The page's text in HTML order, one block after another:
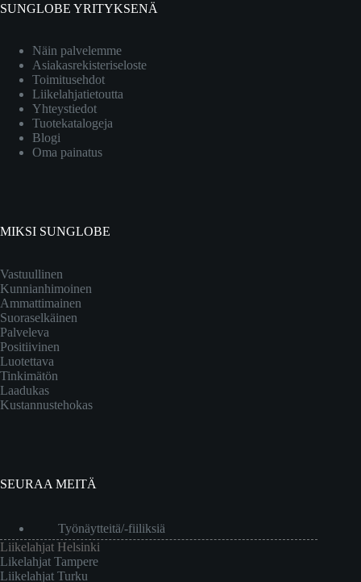
SUNGLOBE YRITYKSENÄ
Näin palvelemme
Asiakasrekisteriseloste
Toimitusehdot
Liikelahjatietoutta
Yhteystiedot
Tuotekatalogeja
Blogi
Oma painatus
MIKSI SUNGLOBE
Vastuullinen
Kunnianhimoinen
Ammattimainen
Suoraselkäinen
Palveleva
Positiivinen
Luotettava
Tinkimätön
Laadukas
Kustannustehokas
SEURAA MEITÄ
Työnäytteitä/-fiiliksiä
Liikelahjat Helsinki
Likelahjat Tampere
Liikelahjat Turku